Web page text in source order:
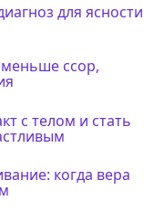
для ясности
меньше ссор,
с телом и стать
когда вера